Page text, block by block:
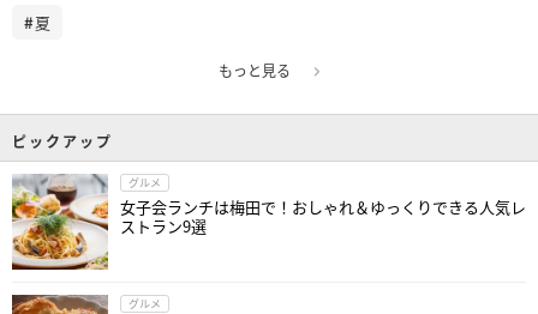
夏
もっと見る
ピックアップ
グルメ
女子会ランチは梅田で！おしゃれ＆ゆっくりできる人気レ
ストラン9選
グルメ